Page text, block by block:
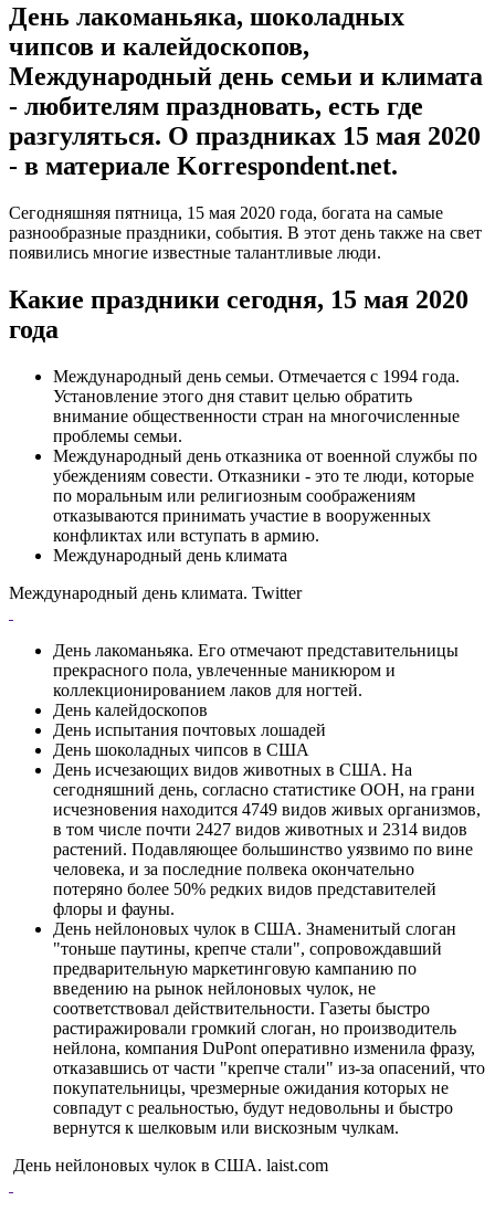
День лакоманьяка, шоколадных
чипсов и калейдоскопов,
Международный день семьи и климата
- любителям праздновать, есть где
разгуляться. О праздниках 15 мая 2020
- в материале Korrespondent.net.
Сегодняшняя пятница, 15 мая 2020 года, богата на самые
разнообразные праздники, события. В этот день также на свет
появились многие известные талантливые люди.
Какие праздники сегодня, 15 мая 2020
года
Международный день семьи. Отмечается с 1994 года.
Установление этого дня ставит целью обратить
внимание общественности стран на многочисленные
проблемы семьи.
Международный день отказника от военной службы по
убеждениям совести. Отказники - это те люди, которые
по моральным или религиозным соображениям
отказываются принимать участие в вооруженных
конфликтах или вступать в армию.
Международный день климата
Международный день климата. Twitter
День лакоманьяка. Его отмечают представительницы
прекрасного пола, увлеченные маникюром и
коллекционированием лаков для ногтей.
День калейдоскопов
День испытания почтовых лошадей
День шоколадных чипсов в США
День исчезающих видов животных в США. На
сегодняшний день, согласно статистике ООН, на грани
исчезновения находится 4749 видов живых организмов,
в том числе почти 2427 видов животных и 2314 видов
растений. Подавляющее большинство уязвимо по вине
человека, и за последние полвека окончательно
потеряно более 50% редких видов представителей
флоры и фауны.
День нейлоновых чулок в США. Знаменитый слоган
"тоньше паутины, крепче стали", сопровождавший
предварительную маркетинговую кампанию по
введению на рынок нейлоновых чулок, не
соответствовал действительности. Газеты быстро
растиражировали громкий слоган, но производитель
нейлона, компания DuPont оперативно изменила фразу,
отказавшись от части "крепче стали" из-за опасений, что
покупательницы, чрезмерные ожидания которых не
совпадут с реальностью, будут недовольны и быстро
вернутся к шелковым или вискозным чулкам.
День нейлоновых чулок в США. laist.com